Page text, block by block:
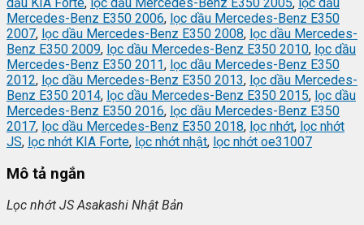
Mercedes-Benz E350 2006, lọc dầu Mercedes-Benz E350
2007, lọc dầu Mercedes-Benz E350 2008, lọc dầu Mercedes-
Benz E350 2009, lọc dầu Mercedes-Benz E350 2010, lọc dầu
Mercedes-Benz E350 2011, lọc dầu Mercedes-Benz E350
2012, lọc dầu Mercedes-Benz E350 2013, lọc dầu Mercedes-
Benz E350 2014, lọc dầu Mercedes-Benz E350 2015, lọc dầu
Mercedes-Benz E350 2016, lọc dầu Mercedes-Benz E350
2017, lọc dầu Mercedes-Benz E350 2018, lọc nhớt, lọc nhớt
JS, lọc nhớt KIA Forte, lọc nhớt nhật, lọc nhớt oe31007
Mô tả ngắn
Lọc nhớt JS Asakashi Nhật Bản